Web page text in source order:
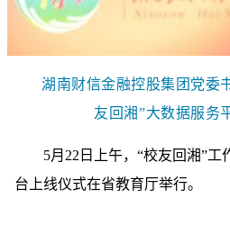
湖南财信金融控股集团党委
友回湘”大数据服务
5月22日上午，“校友回湘”
台上线仪式在省教育厅举行。